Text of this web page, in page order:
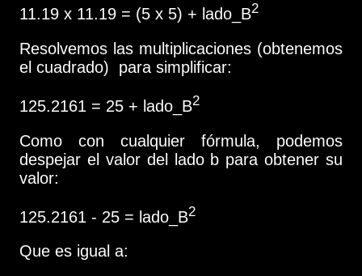
11.19 x 11.19 = (5 x 5) + lado_B2
Resolvemos las multiplicaciones (obtenemos
el cuadrado) para simplificar:
125.2161 = 25 + lado_B2
Como con cualquier fórmula, podemos
despejar el valor del lado b para obtener su
valor:
125.2161 - 25 = lado_B2
Que es igual a: